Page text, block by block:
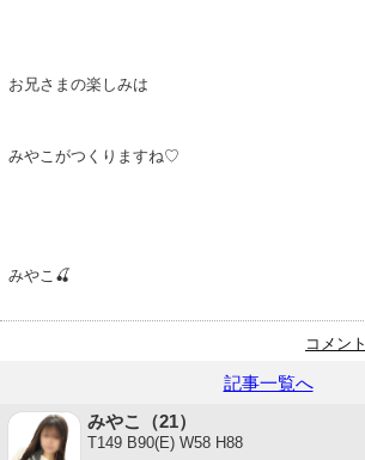
お兄さまの楽しみは
みやこがつくりますね♡
みやこ🍒
コメント
記事一覧へ
みやこ（21）
T149 B90(E) W58 H88